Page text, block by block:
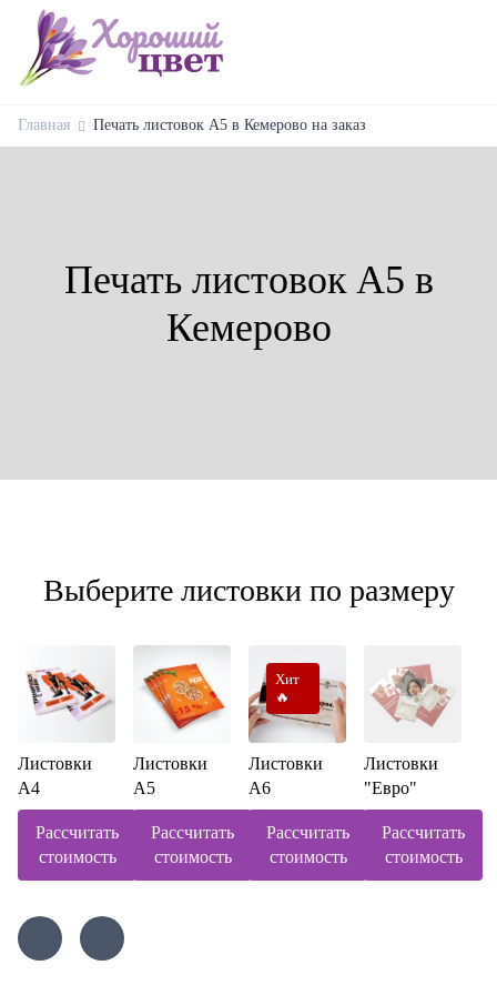
Главная Печать листовок А5 в Кемерово на заказ
Печать листовок А5 в
Кемерово
Выберите листовки по размеру
Листовки
А4
Рассчитать
стоимость
Листовки
А5
Рассчитать
стоимость
Хит
🔥
Листовки
А6
Рассчитать
стоимость
Листовки
"Евро"
Рассчитать
стоимость